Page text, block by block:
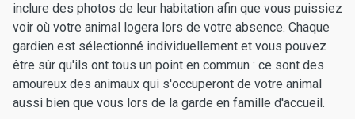
inclure des photos de leur habitation afin que vous puissiez
voir où votre animal logera lors de votre absence. Chaque
gardien est sélectionné individuellement et vous pouvez
être sûr qu'ils ont tous un point en commun : ce sont des
amoureux des animaux qui s'occuperont de votre animal
aussi bien que vous lors de la garde en famille d'accueil.